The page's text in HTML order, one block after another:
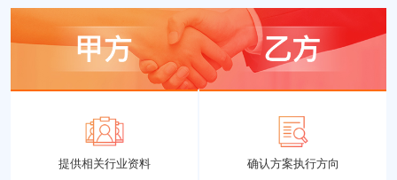
提供相关行业资料 确认方案执行方向